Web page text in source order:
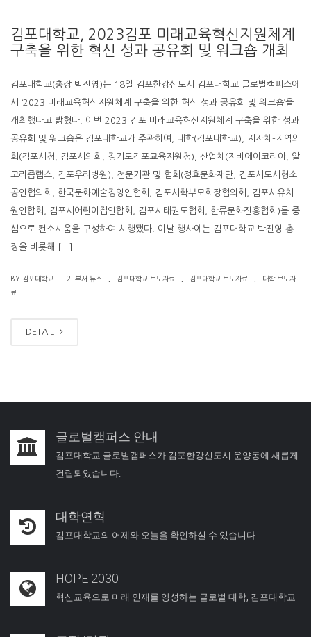
김포대학교, 2023김포 미래교육혁신지원체계
구축을 위한 혁신 성과 공유회 및 워크숍 개최
김포대학교(총장 박진영)는 18일 김포한강신도시 김포대학교 글로벌캠퍼스에
서 ‘2023 미래교육혁신지원체계 구축을 위한 혁신 성과 공유회 및 워크숍’을
개최했다고 밝혔다. 이번 2023 김포 미래교육혁신지원체계 구축을 위한 성과
공유회 및 워크숍은 김포대학교가 주관하여, 대학(김포대학교), 지자체-지역의
회(김포시청, 김포시의회, 경기도김포교육지원청), 산업체(지비에이코리아, 알
고리즘랩스, 김포우리병원), 전문기관 및 협회(정효문화재단, 김포시도시형소
공인협의회, 한국문화예술경영인협회, 김포시학부모회장협의회, 김포시유치
원연합회, 김포시어린이집연합회, 김포시태권도협회, 한류문화진흥협회)를 중
심으로 컨소시움을 구성하여 시행됐다. 이날 행사에는 김포대학교 박진영 총
장을 비롯해 […]
BY 김포대학교 2. 부서 뉴스 김포대학교 보도자료 김포대학교 보도자료
대학 보도자
료
DETAIL
글로벌캠퍼스 안내
김포대학교 글로벌캠퍼스가 김포한강신도시 운양동에 새롭게
건립되었습니다.
대학연혁
김포대학교의 어제와 오늘을 확인하실 수 있습니다.
HOPE 2030
혁신교육으로 미래 인재를 양성하는 글로벌 대학, 김포대학교